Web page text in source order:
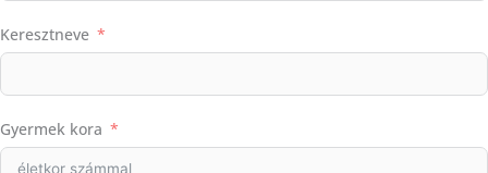
Keresztneve
Gyermek kora